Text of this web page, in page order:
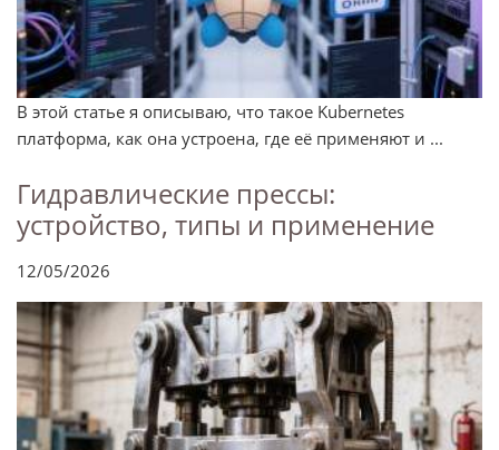
В этой статье я описываю, что такое Kubernetes
платформа, как она устроена, где её применяют и ...
Гидравлические прессы:
устройство, типы и применение
12/05/2026